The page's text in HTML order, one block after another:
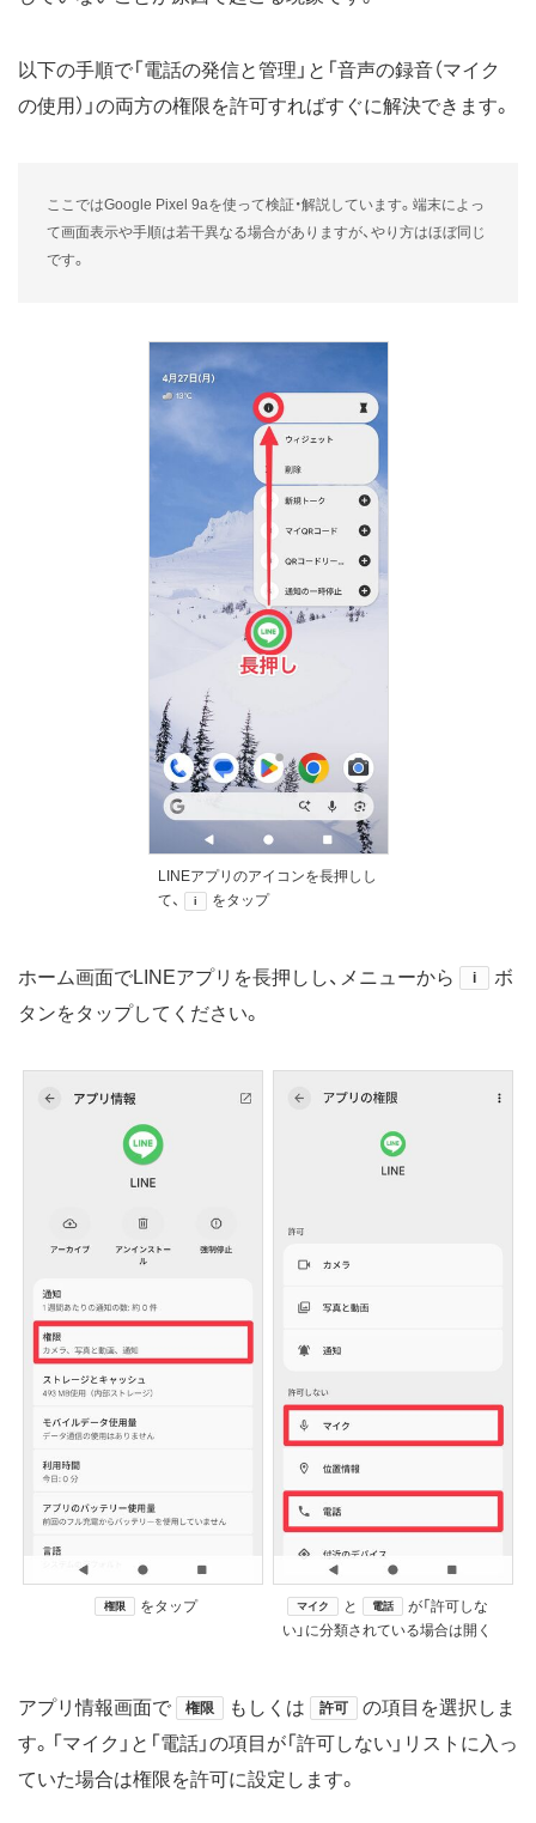
以下の手順で「電話の発信と管理」と「音声の録音（マイク
の使用）」の両方の権限を許可すればすぐに解決できます。
ここではGoogle Pixel 9aを使って検証・解説しています。端末によっ
て画面表示や手順は若干異なる場合がありますが、やり方はほぼ同じ
です。
LINEアプリのアイコンを長押しし
て、
i をタップ
ホーム画面でLINEアプリを長押しし、メニューから i
ボ
タンをタップしてください。
権限 をタップ マイク と 電話
が「許可しな
い」に分類されている場合は開く
アプリ情報画面で 権限 もしくは 許可
の項目を選択しま
す。「マイク」と「電話」の項目が「許可しない」リストに入っ
ていた場合は権限を許可に設定します。